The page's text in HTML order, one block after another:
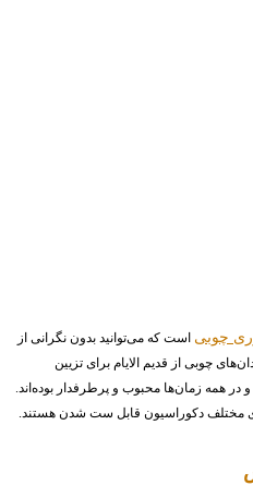
چوبی است که می‌توانید بدون نگرانی از
چوبی از قدیم الایام برای تزیین
در همه زمان‌ها محبوب و پرطرفدار بوده‌اند.
مختلف دکوراسیون قابل ست شدن هستند.